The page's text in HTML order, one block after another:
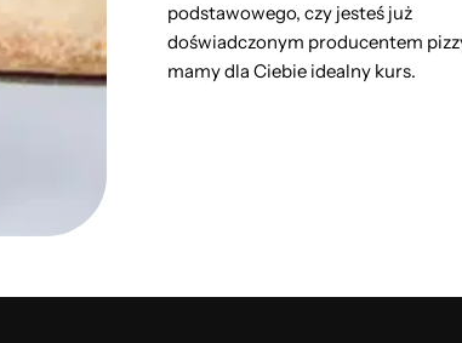
podstawowego, czy jesteś już
doświadczonym producentem
mamy dla Ciebie idealny kurs.